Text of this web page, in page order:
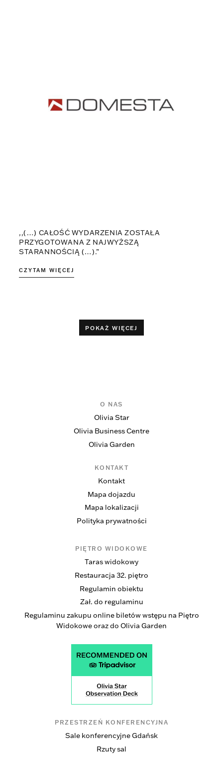
,,(…) CAŁOŚĆ WYDARZENIA ZOSTAŁA
PRZYGOTOWANA Z NAJWYŻSZĄ
STARANNOŚCIĄ (…).”
CZYTAM WIĘCEJ
POKAŻ WIĘCEJ
O NAS
Olivia Star
Olivia Business Centre
Olivia Garden
KONTAKT
Kontakt
Mapa dojazdu
Mapa lokalizacji
Polityka prywatności
PIĘTRO WIDOKOWE
Taras widokowy
Restauracja 32. piętro
Regulamin obiektu
Zał. do regulaminu
Regulaminu zakupu online biletów wstępu na Piętro
Widokowe oraz do Olivia Garden
PRZESTRZEŃ KONFERENCYJNA
Sale konferencyjne Gdańsk
Rzuty sal